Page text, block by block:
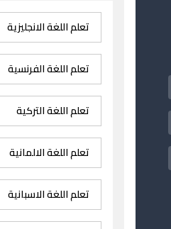
تعلم اللغة الانجليزية
تعلم اللغة الفرنسية
تعلم اللغة التركية
تعلم اللغة الالمانية
تعلم اللغة الاسبانية